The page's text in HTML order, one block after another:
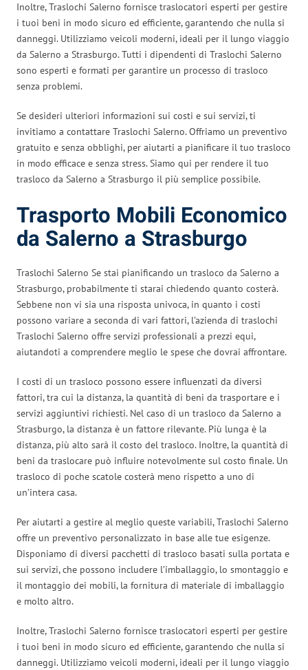
Inoltre, Traslochi Salerno fornisce traslocatori esperti per gestire
i tuoi beni in modo sicuro ed efficiente, garantendo che nulla si
danneggi. Utilizziamo veicoli moderni, ideali per il lungo viaggio
da Salerno a Strasburgo. Tutti i dipendenti di Traslochi Salerno
sono esperti e formati per garantire un processo di trasloco
senza problemi.
Se desideri ulteriori informazioni sui costi e sui servizi, ti
invitiamo a contattare Traslochi Salerno. Offriamo un preventivo
gratuito e senza obblighi, per aiutarti a pianificare il tuo trasloco
in modo efficace e senza stress. Siamo qui per rendere il tuo
trasloco da Salerno a Strasburgo il più semplice possibile.
Trasporto Mobili Economico
da Salerno a Strasburgo
Traslochi Salerno Se stai pianificando un trasloco da Salerno a
Strasburgo, probabilmente ti starai chiedendo quanto costerà.
Sebbene non vi sia una risposta univoca, in quanto i costi
possono variare a seconda di vari fattori, l’azienda di traslochi
Traslochi Salerno offre servizi professionali a prezzi equi,
aiutandoti a comprendere meglio le spese che dovrai affrontare.
I costi di un trasloco possono essere influenzati da diversi
fattori, tra cui la distanza, la quantità di beni da trasportare e i
servizi aggiuntivi richiesti. Nel caso di un trasloco da Salerno a
Strasburgo, la distanza è un fattore rilevante. Più lunga è la
distanza, più alto sarà il costo del trasloco. Inoltre, la quantità di
beni da traslocare può influire notevolmente sul costo finale. Un
trasloco di poche scatole costerà meno rispetto a uno di
un’intera casa.
Per aiutarti a gestire al meglio queste variabili, Traslochi Salerno
offre un preventivo personalizzato in base alle tue esigenze.
Disponiamo di diversi pacchetti di trasloco basati sulla portata e
sui servizi, che possono includere l’imballaggio, lo smontaggio e
il montaggio dei mobili, la fornitura di materiale di imballaggio
e molto altro.
Inoltre, Traslochi Salerno fornisce traslocatori esperti per gestire
i tuoi beni in modo sicuro ed efficiente, garantendo che nulla si
danneggi. Utilizziamo veicoli moderni, ideali per il lungo viaggio